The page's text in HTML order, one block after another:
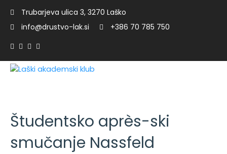
Trubarjeva ulica 3, 3270 Laško
info@drustvo-lak.si
+386 70 785 750
Študentsko après-ski
smučanje Nassfeld